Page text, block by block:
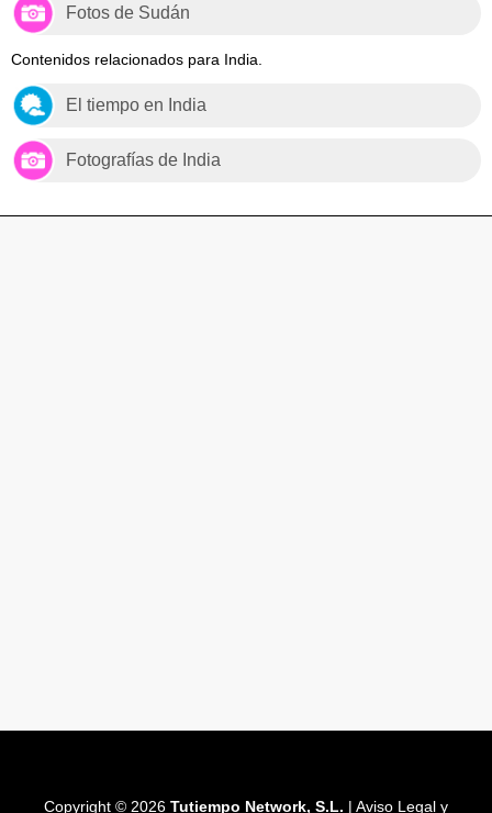
Fotos de Sudán
Contenidos relacionados para India.
El tiempo en India
Fotografías de India
Copyright © 2026 Tutiempo Network, S.L. | Aviso Legal y